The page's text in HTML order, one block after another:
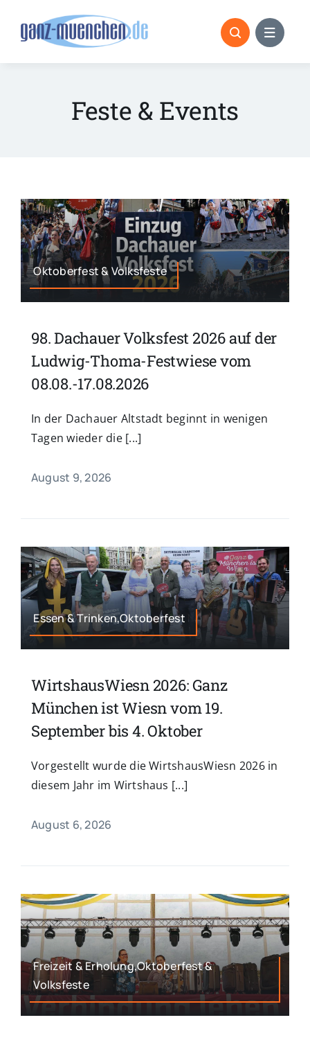
Feste & Events
Oktoberfest & Volksfeste
98. Dachauer Volksfest 2026 auf der
Ludwig-Thoma-Festwiese vom
08.08.-17.08.2026
In der Dachauer Altstadt beginnt in wenigen
Tagen wieder die [...]
August 9, 2026
Essen & Trinken,Oktoberfest
WirtshausWiesn 2026: Ganz
München ist Wiesn vom 19.
September bis 4. Oktober
Vorgestellt wurde die WirtshausWiesn 2026 in
diesem Jahr im Wirtshaus [...]
August 6, 2026
Freizeit & Erholung,Oktoberfest &
Volksfeste